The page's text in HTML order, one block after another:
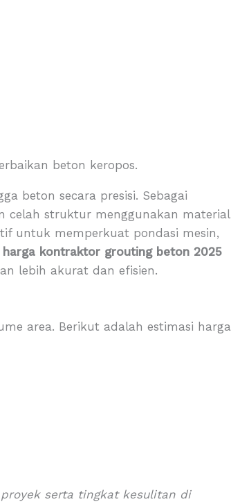
beton keropos.
beton secara presisi. Sebagai
celah struktur menggunakan material
untuk memperkuat pondasi mesin,
harga kontraktor grouting beton 2025
lebih akurat dan efisien.
area. Berikut adalah estimasi harga
serta tingkat kesulitan di